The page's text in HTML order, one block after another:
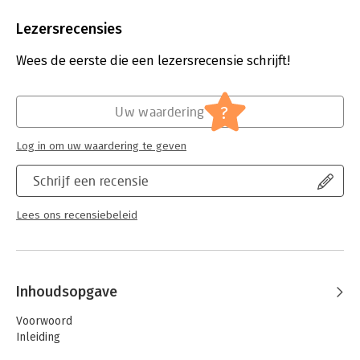
misdaad in Nederland en over hun woonplaats Utrecht in het
bijzonder. Voor Crimineel Utrecht bundelden zij hun kennis en
hun collecties.
Uitgever:
Verschijningsdatum:
5-7-2021
Strafrecht - Criminologie
Lezersrecensies
Wees de eerste die een lezersrecensie schrijft!
Schrijf een recensie
Lees ons recensiebeleid
Uw waardering ?
Log in om uw waardering te geven
Inhoudsopgave
Voorwoord
Inleiding